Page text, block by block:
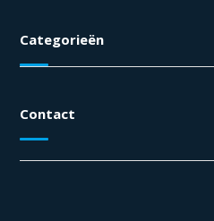
Categorieën
Contact